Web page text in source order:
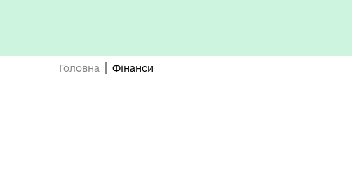
Головна Фінанси